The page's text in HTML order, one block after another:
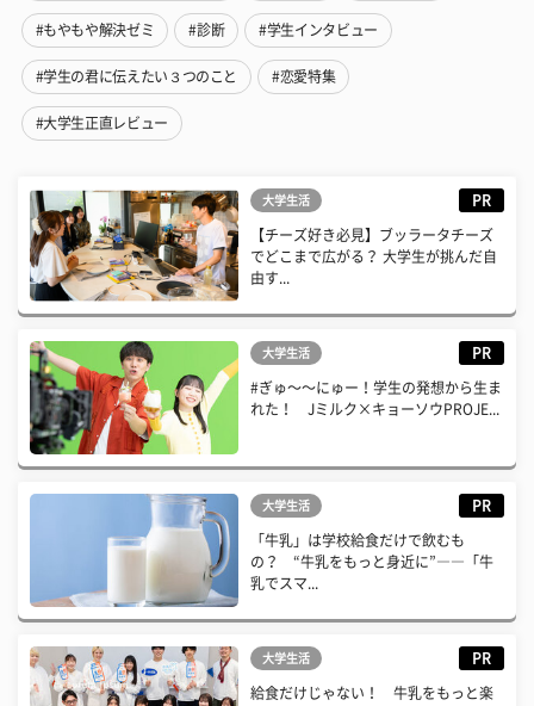
#もやもや解決ゼミ #診断 #学生インタビュー
#学生の君に伝えたい３つのこと #恋愛特集
#大学生正直レビュー
大学生活 PR
【チーズ好き必見】ブッラータチーズ
でどこまで広がる？ 大学生が挑んだ自
由す...
大学生活 PR
#ぎゅ〜〜にゅー！学生の発想から生ま
れた！ Jミルク×キョーソウPROJE...
大学生活 PR
「牛乳」は学校給食だけで飲むも
の？ “牛乳をもっと身近に”――「牛
乳でスマ...
大学生活 PR
給食だけじゃない！ 牛乳をもっと楽